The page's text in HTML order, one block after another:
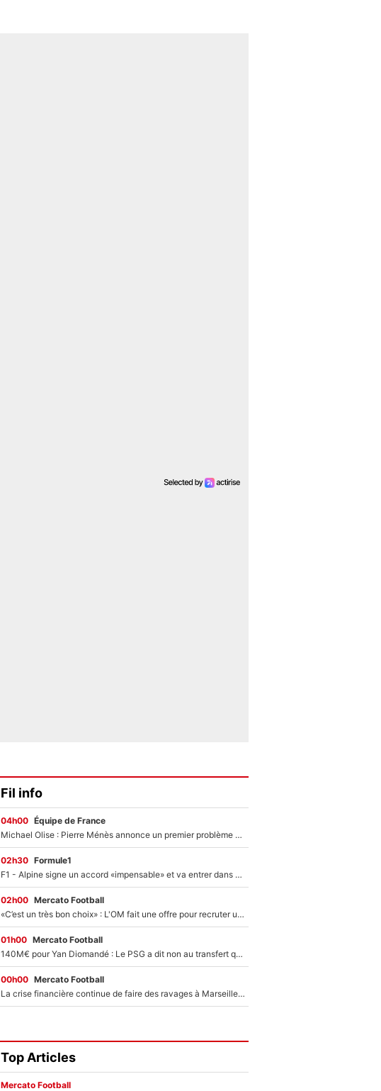
Fil info
04h00 Équipe de France
Michael Olise : Pierre Ménès annonce un premier problème pour Zinedine Zidane en équipe de France
02h30 Formule1
F1 - Alpine signe un accord «impensable» et va entrer dans une nouvelle dimension : Grande nouvelle pour Pierre Gasly !
02h00 Mercato Football
«C’est un très bon choix» : L'OM fait une offre pour recruter un ancien joueur du PSG... et c'est validé dans l'After Foot !
01h00 Mercato Football
140M€ pour Yan Diomandé : Le PSG a dit non au transfert qui bat tous les records sur le mercato
00h00 Mercato Football
La crise financière continue de faire des ravages à Marseille : L’OM a placé 12 joueurs sur le marché des transferts… et ça pourrait lui rapporter près de 100M€ !
Top Articles
Mercato Football